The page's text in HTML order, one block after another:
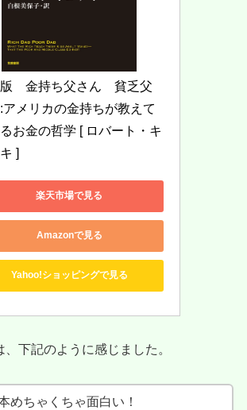
　金持ち父さん　貧乏父
アメリカの金持ちが教えて
お金の哲学 [ ロバート・キ
]
楽天市場で見る
Amazonで見る
Yahoo!ショッピングで見る
下記のように感じました。
めちゃくちゃ面白い！